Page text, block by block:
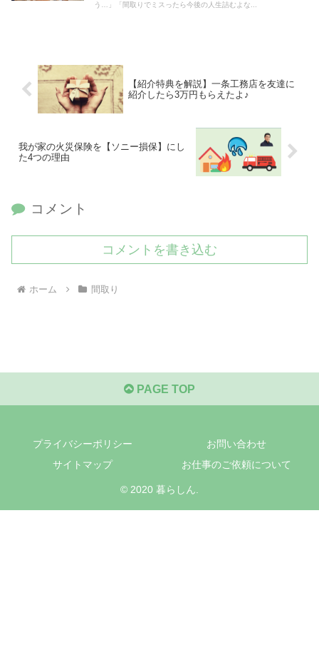
う…」「間取りでミスったら今後の人生詰むよな...
【紹介特典を解説】一条工務店を友達に
紹介したら3万円もらえたよ♪
我が家の火災保険を【ソニー損保】にし
た4つの理由
コメント
コメントを書き込む
ホーム 間取り
PAGE TOP
プライバシーポリシー
お問い合わせ
サイトマップ
お仕事のご依頼について
© 2020 暮らしん.